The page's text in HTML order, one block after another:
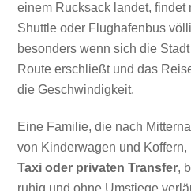
einem Rucksack landet,
Shuttle oder Flughafenbus
besonders wenn sich die
Route erschließt und das
die Geschwindigkeit.
Eine Familie, die nach
von Kinderwagen und
Taxi oder privaten Transfer,